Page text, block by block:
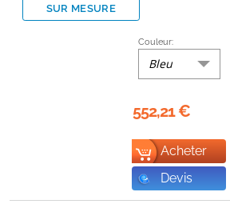
SUR MESURE
Couleur:
Bleu
552,21€
Acheter
Devis